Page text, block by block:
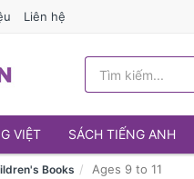
Liên hệ
VIỆT SÁCH TIẾNG ANH
Books Ages 9 to 11